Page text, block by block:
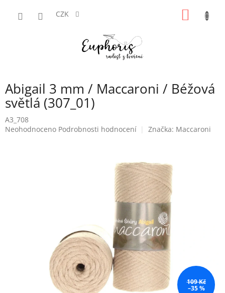
CZK
Abigail 3 mm / Maccaroni / Béžová
světlá (307_01)
A3_708
Průměrné
Neohodnoceno Podrobnosti hodnocení Značka: Maccaroni
109 Kč
–35 %